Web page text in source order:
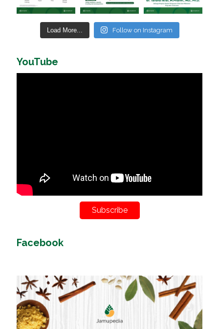
Load More... Follow on Instagram
YouTube
Subscribe
Facebook